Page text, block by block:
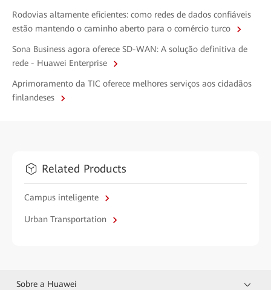
Rodovias altamente eficientes: como redes de dados confiáveis
estão mantendo o caminho aberto para o comércio turco
Sona Business agora oferece SD-WAN: A solução definitiva de
rede - Huawei Enterprise
Aprimoramento da TIC oferece melhores serviços aos cidadãos
finlandeses
Related Products
Campus inteligente
Urban Transportation
Sobre a Huawei